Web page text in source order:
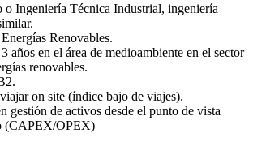
o Ingeniería Técnica Industrial, ingeniería
Renovables.
años en el área de medioambiente en el sector
renovables.
on site (índice bajo de viajes).
gestión de activos desde el punto de vista
(CAPEX/OPEX)